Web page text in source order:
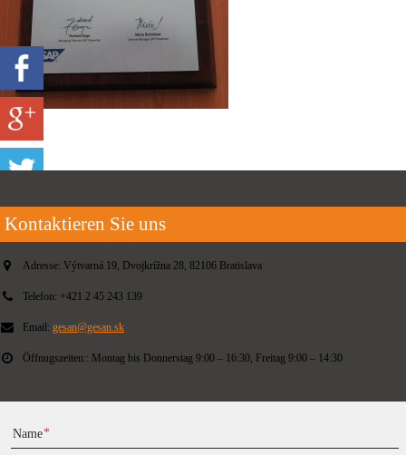
Kontaktieren Sie uns
Adresse: Výtvarná 19, Dvojkrížna 28, 82106 Bratislava
Telefon: +421 2 45 243 139
Email: gesan@gesan.sk
Öffnugszeiten:: Montag bis Donnerstag 9:00 – 16:30, Freitag 9:00 – 14:30
Name